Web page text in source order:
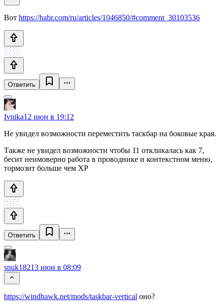
Вот https://habr.com/ru/articles/1046850/#comment_30103536
Ответить
Ivnika12 июн в 19:12
Не увидел возможности переместить таскбар на боковые края.
Также не увидел возможности чтобы 11 откликалась как 7,
бесит неимоверно работа в проводнике и контекстном меню,
тормозит больше чем XP
Ответить
snuk18213 июн в 08:09
https://windhawk.net/mods/taskbar-vertical оно?